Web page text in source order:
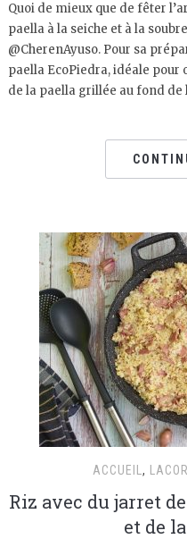
Quoi de mieux que de fêter
paella à la seiche et à la
@CherenAyuso. Pour sa
paella EcoPiedra, idéale
de la paella grillée au fond de
ACCUEIL ,
Riz avec du jarret
et de